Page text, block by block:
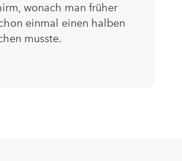
wonach man früher
einmal einen halben
musste.